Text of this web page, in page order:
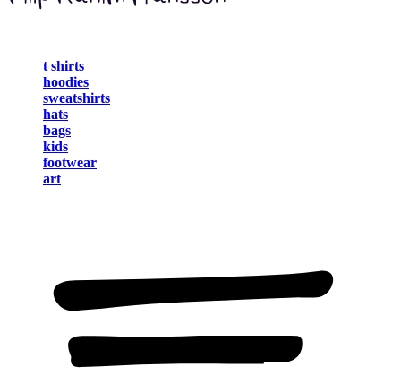
t shirts
hoodies
sweatshirts
hats
bags
kids
footwear
art